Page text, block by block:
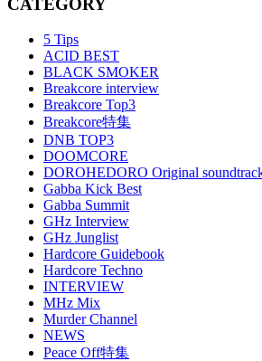
CATEGORY
5 Tips
ACID BEST
BLACK SMOKER
Breakcore interview
Breakcore Top3
Breakcore特集
DNB TOP3
DOOMCORE
DOROHEDORO Original
Gabba Kick Best
Gabba Summit
GHz Interview
GHz Junglist
Hardcore Guidebook
Hardcore Techno
INTERVIEW
MHz Mix
Murder Channel
NEWS
Peace Off特集